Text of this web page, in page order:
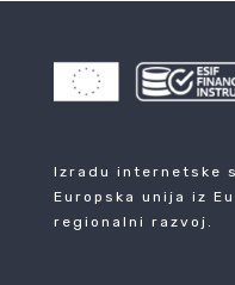
Izradu internetske
Europska unija iz
regionalni razvoj.